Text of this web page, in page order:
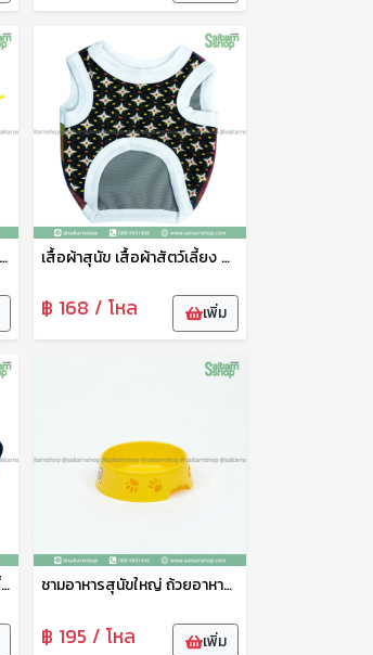
กปลา No.5 111 เสื้อผ้าสุนัข เสื้อผ้าสัตว์เลี้ยง ขนาดเล็ก ชุดสัตว์เลี้ยง เสื้อผ้าสัตว์เลี้ยง เสื้อแมว สุนัข หมา ลายน่ารัก เจริญทรัพย์11
฿ 168 / โหล เพิ่ม
ปลอกคอแมว ปลอกคอสัตว์เลี้ยง ปลอกคอสุนัข ปรับขนาดได้ พร้อมกระดิ่ง 1แพ็ค4ชิ้น คละลาย 21521 ชามอาหารสุนัขใหญ่ ถ้วยอาหารสุนัข ที่ใส่อาหารหมา ที่ใส่อาหารสุนัข ลายน่ารัก AP
฿ 195 / โหล เพิ่ม